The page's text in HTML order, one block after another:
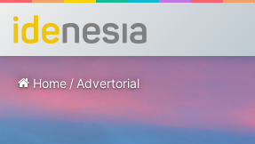
Home / Advertorial